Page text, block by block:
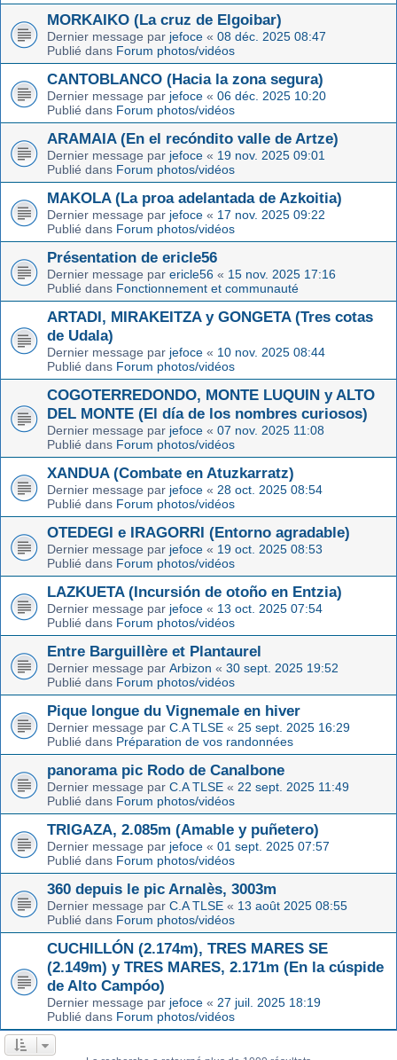
MORKAIKO (La cruz de Elgoibar)
Dernier message par jefoce « 08 déc. 2025 08:47
Publié dans Forum photos/vidéos
CANTOBLANCO (Hacia la zona segura)
Dernier message par jefoce « 06 déc. 2025 10:20
Publié dans Forum photos/vidéos
ARAMAIA (En el recóndito valle de Artze)
Dernier message par jefoce « 19 nov. 2025 09:01
Publié dans Forum photos/vidéos
MAKOLA (La proa adelantada de Azkoitia)
Dernier message par jefoce « 17 nov. 2025 09:22
Publié dans Forum photos/vidéos
Présentation de ericle56
Dernier message par ericle56 « 15 nov. 2025 17:16
Publié dans Fonctionnement et communauté
ARTADI, MIRAKEITZA y GONGETA (Tres cotas
de Udala)
Dernier message par jefoce « 10 nov. 2025 08:44
Publié dans Forum photos/vidéos
COGOTERREDONDO, MONTE LUQUIN y ALTO
DEL MONTE (El día de los nombres curiosos)
Dernier message par jefoce « 07 nov. 2025 11:08
Publié dans Forum photos/vidéos
XANDUA (Combate en Atuzkarratz)
Dernier message par jefoce « 28 oct. 2025 08:54
Publié dans Forum photos/vidéos
OTEDEGI e IRAGORRI (Entorno agradable)
Dernier message par jefoce « 19 oct. 2025 08:53
Publié dans Forum photos/vidéos
LAZKUETA (Incursión de otoño en Entzia)
Dernier message par jefoce « 13 oct. 2025 07:54
Publié dans Forum photos/vidéos
Entre Barguillère et Plantaurel
Dernier message par Arbizon « 30 sept. 2025 19:52
Publié dans Forum photos/vidéos
Pique longue du Vignemale en hiver
Dernier message par C.A TLSE « 25 sept. 2025 16:29
Publié dans Préparation de vos randonnées
panorama pic Rodo de Canalbone
Dernier message par C.A TLSE « 22 sept. 2025 11:49
Publié dans Forum photos/vidéos
TRIGAZA, 2.085m (Amable y puñetero)
Dernier message par jefoce « 01 sept. 2025 07:57
Publié dans Forum photos/vidéos
360 depuis le pic Arnalès, 3003m
Dernier message par C.A TLSE « 13 août 2025 08:55
Publié dans Forum photos/vidéos
CUCHILLÓN (2.174m), TRES MARES SE
(2.149m) y TRES MARES, 2.171m (En la cúspide
de Alto Campóo)
Dernier message par jefoce « 27 juil. 2025 18:19
Publié dans Forum photos/vidéos